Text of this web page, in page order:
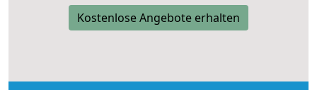
Kostenlose Angebote erhalten